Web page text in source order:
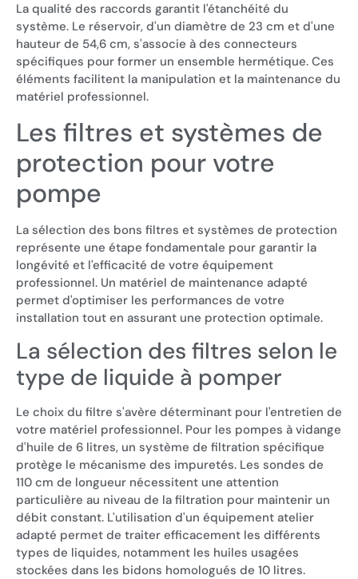
La qualité des raccords garantit l'étanchéité du
système. Le réservoir, d'un diamètre de 23 cm et d'une
hauteur de 54,6 cm, s'associe à des connecteurs
spécifiques pour former un ensemble hermétique. Ces
éléments facilitent la manipulation et la maintenance du
matériel professionnel.
Les filtres et systèmes de
protection pour votre
pompe
La sélection des bons filtres et systèmes de protection
représente une étape fondamentale pour garantir la
longévité et l'efficacité de votre équipement
professionnel. Un matériel de maintenance adapté
permet d'optimiser les performances de votre
installation tout en assurant une protection optimale.
La sélection des filtres selon le
type de liquide à pomper
Le choix du filtre s'avère déterminant pour l'entretien de
votre matériel professionnel. Pour les pompes à vidange
d'huile de 6 litres, un système de filtration spécifique
protège le mécanisme des impuretés. Les sondes de
110 cm de longueur nécessitent une attention
particulière au niveau de la filtration pour maintenir un
débit constant. L'utilisation d'un équipement atelier
adapté permet de traiter efficacement les différents
types de liquides, notamment les huiles usagées
stockées dans les bidons homologués de 10 litres.